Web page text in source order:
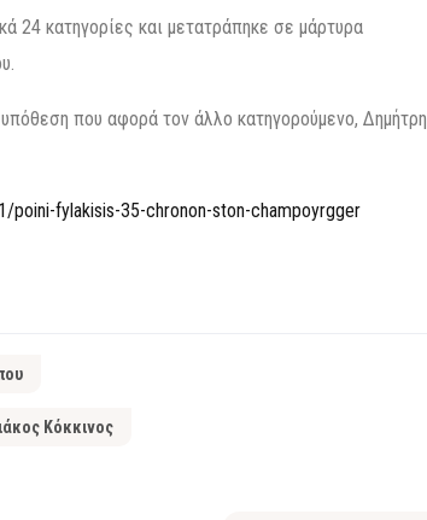
24 κατηγορίες και μετατράπηκε σε μάρτυρα
που αφορά τον άλλο κατηγορούμενο, Δημήτρη
fylakisis-35-chronon-ston-champoyrgger
Κόκκινος